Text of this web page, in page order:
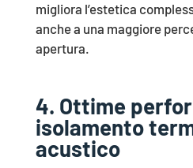
migliora l’estetica
anche a una maggiore
apertura.
4. Ottime
isolamento
acustico